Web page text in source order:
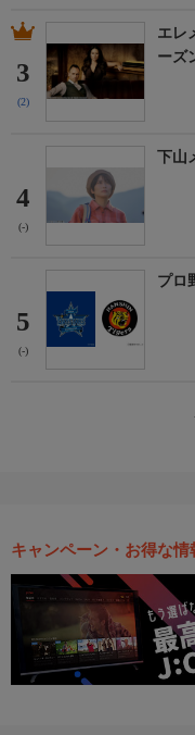
3
(2)
エレ
ーズ
4
(-)
下山
5
(-)
プロ
キャンペーン・お得な情